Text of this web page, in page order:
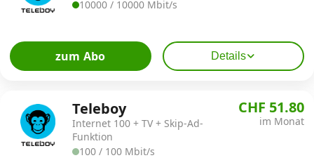
10000 / 10000 Mbit/s
zum Abo Details
Teleboy
Internet 100 + TV + Skip-Ad-
Funktion
100 / 100 Mbit/s
CHF 51.80
im Monat